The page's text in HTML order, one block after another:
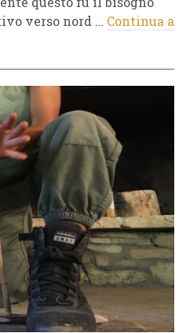
verso nord … Continua a